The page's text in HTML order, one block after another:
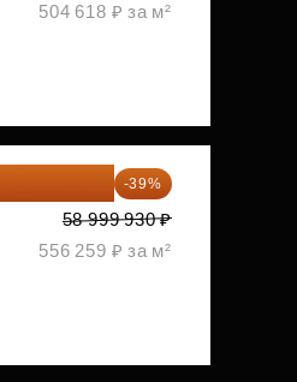
504 618 ₽ за м²
-39%
58 999 930 ₽
556 259 ₽ за м²